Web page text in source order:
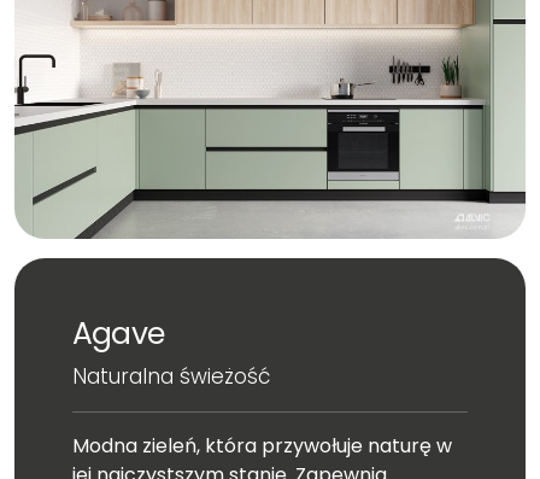
Agave
Naturalna świeżość
Modna zieleń, która przywołuje naturę w